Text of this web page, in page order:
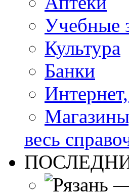
Учебные
Культура
Банки
весь